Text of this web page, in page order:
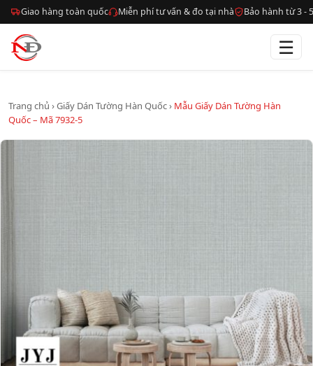
Giao hàng toàn quốc Miễn phí tư vấn & đo tại nhà Bảo hành từ 3 -
☰
Trang chủ ›Giấy Dán Tường Hàn Quốc› Mẫu Giấy Dán Tường Hàn
Quốc – Mã 7932-5